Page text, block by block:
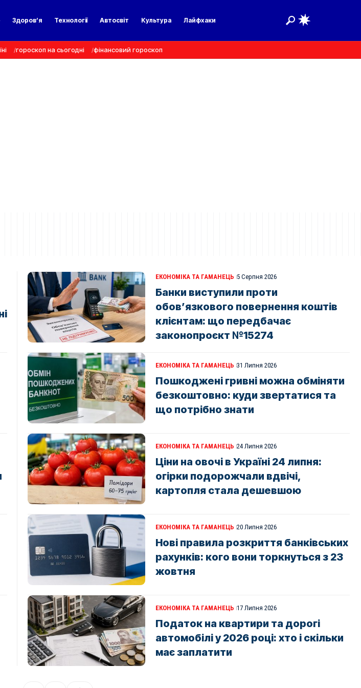
Здоров’я Технології Автосвіт Культура Лайфхаки
гороскоп на сьогодні фінансовий гороскоп
ЕКОНОМІКА ТА ГАМАНЕЦЬ 5 Серпня 2026
Банки виступили проти
обов’язкового повернення коштів
клієнтам: що передбачає
законопроєкт №15274
ЕКОНОМІКА ТА ГАМАНЕЦЬ 31 Липня 2026
Пошкоджені гривні можна обміняти
безкоштовно: куди звертатися та
що потрібно знати
ЕКОНОМІКА ТА ГАМАНЕЦЬ 24 Липня 2026
Ціни на овочі в Україні 24 липня:
огірки подорожчали вдвічі,
картопля стала дешевшою
ЕКОНОМІКА ТА ГАМАНЕЦЬ 20 Липня 2026
Нові правила розкриття банківських
рахунків: кого вони торкнуться з 23
жовтня
ЕКОНОМІКА ТА ГАМАНЕЦЬ 17 Липня 2026
Податок на квартири та дорогі
автомобілі у 2026 році: хто і скільки
має заплатити